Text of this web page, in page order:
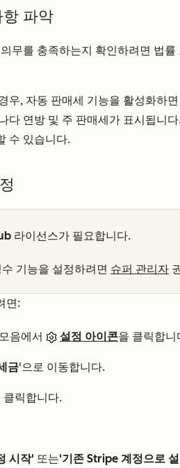
파악
무를 충족하는지 확인하려면 법
우, 자동 판매세 기능을 활성화하면
다 연방 및 주 판매세가 표시됩니
수 있습니다.
라이선스가 필요합니다.
기능을 설정하려면 슈퍼 관리자
면:
음에서 설정 아이콘을 클릭합니
금'으로 이동합니다.
클릭합니다.
시작' 또는'기존 Stripe 계정으로